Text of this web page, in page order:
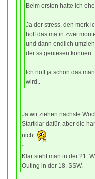
Beim ersten hatte ich
Ja der stress, den merk
hoff das ma in zwei
und dann endlich
der ss geniesen können...
Ich hoff ja schon das
wird..
Ja wir ziehen nächste
Startklar dafür, aber die
nicht
*
Klar sieht man in der 21.
Outing in der 18. SSW.